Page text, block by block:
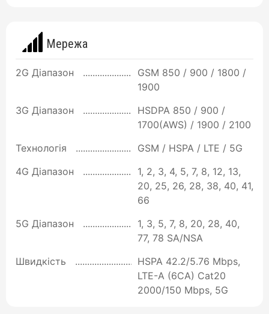
Мережа
2G Діапазон
GSM 850 / 900 / 1800 /
1900
3G Діапазон
HSDPA 850 / 900 /
1700(AWS) / 1900 / 2100
Технологія
GSM / HSPA / LTE / 5G
4G Діапазон
1, 2, 3, 4, 5, 7, 8, 12, 13,
20, 25, 26, 28, 38, 40, 41,
66
5G Діапазон
1, 3, 5, 7, 8, 20, 28, 40,
77, 78 SA/NSA
Швидкість
HSPA 42.2/5.76 Mbps,
LTE-A (6CA) Cat20
2000/150 Mbps, 5G